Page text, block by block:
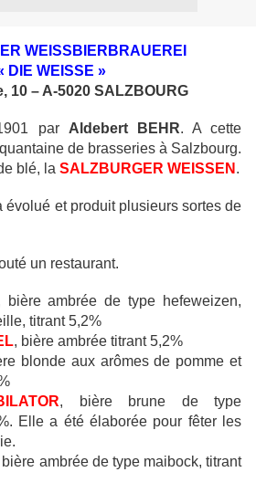
WEISSBIERBRAUEREI
DIE WEISSE »
10 – A-5020 SALZBOURG
par Aldebert BEHR. A cette
de brasseries à Salzbourg.
blé, la SALZBURGER WEISSEN .
évolué et produit plusieurs sortes de
un restaurant.
bière ambrée de type hefeweizen,
titrant 5,2%
, bière ambrée titrant 5,2%
blonde aux arômes de pomme et
, bière brune de type
Elle a été élaborée pour fêter les
bière ambrée de type maibock, titrant